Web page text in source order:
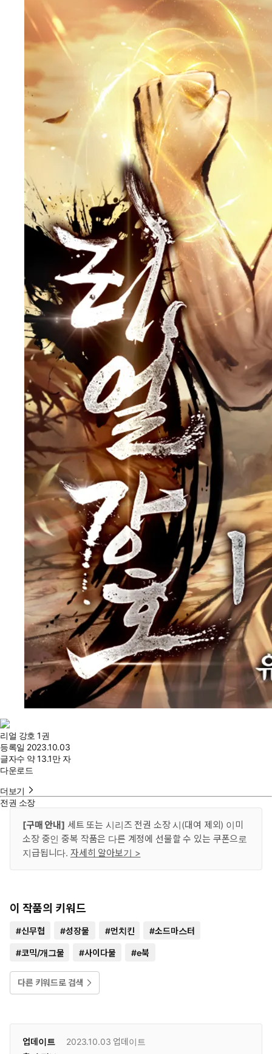
리얼 강호 1권
등록일 2023.10.03
글자수 약 13.1만 자
다운로드
더보기
전권 소장
[구매 안내] 세트 또는 시리즈 전권 소장 시(대여 제외) 이미
소장 중인 중복 작품은 다른 계정에 선물할 수 있는 쿠폰으로
지급됩니다. 자세히 알아보기 >
이 작품의 키워드
#신무협 #성장물 #먼치킨 #소드마스터
#코믹/개그물 #사이다물 #e북
다른 키워드로 검색
업데이트 2023.10.03 업데이트